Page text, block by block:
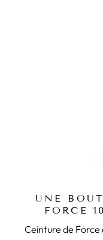
UNE
FORCE
Ceinture de